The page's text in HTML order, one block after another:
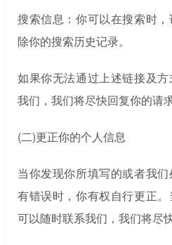
搜索信息：你可以在搜索时
除你的搜索历史记录。
如果你无法通过上述链接及
我们，我们将尽快回复你的请求
(二)更正你的个人信息
当你发现你所填写的或者我
有错误时，你有权自行更正
可以随时联系我们，我们将尽